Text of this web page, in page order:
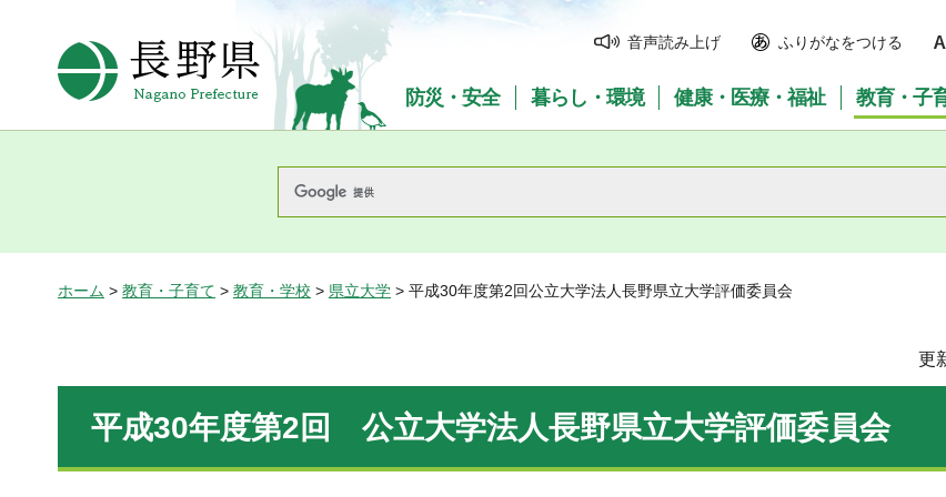
長野県Nagano Prefecture
音声読み上げ ふりがなをつける
防災・安全 暮らし・環境 健康・医療・福祉 教育・子
ホーム > 教育・子育て > 教育・学校 > 県立大学 > 平成30年度第2回公立大学法人長野県立大学評価委員会
更
平成30年度第2回 公立大学法人長野県立大学評価委員会